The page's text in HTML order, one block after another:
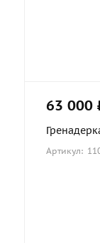
63 000
Артикул: